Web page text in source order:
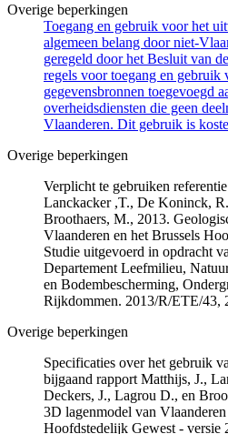
Overige beperkingen
Toegang en gebruik voor het
algemeen belang door niet-
geregeld door het Besluit van
regels voor toegang en gebruik
gegevensbronnen toegevoegd
overheidsdiensten die geen
Vlaanderen. Dit gebruik is
Overige beperkingen
Verplicht te gebruiken
Lanckacker ,T., De Koninck,
Broothaers, M., 2013.
Vlaanderen en het Brussels
Studie uitgevoerd in opdracht
Departement Leefmilieu,
en Bodembescherming,
Rijkdommen. 2013/R/ETE/43,
Overige beperkingen
Specificaties over het gebruik
bijgaand rapport Matthijs, J.,
Deckers, J., Lagrou D., en
3D lagenmodel van
Hoofdstedelijk Gewest - versie